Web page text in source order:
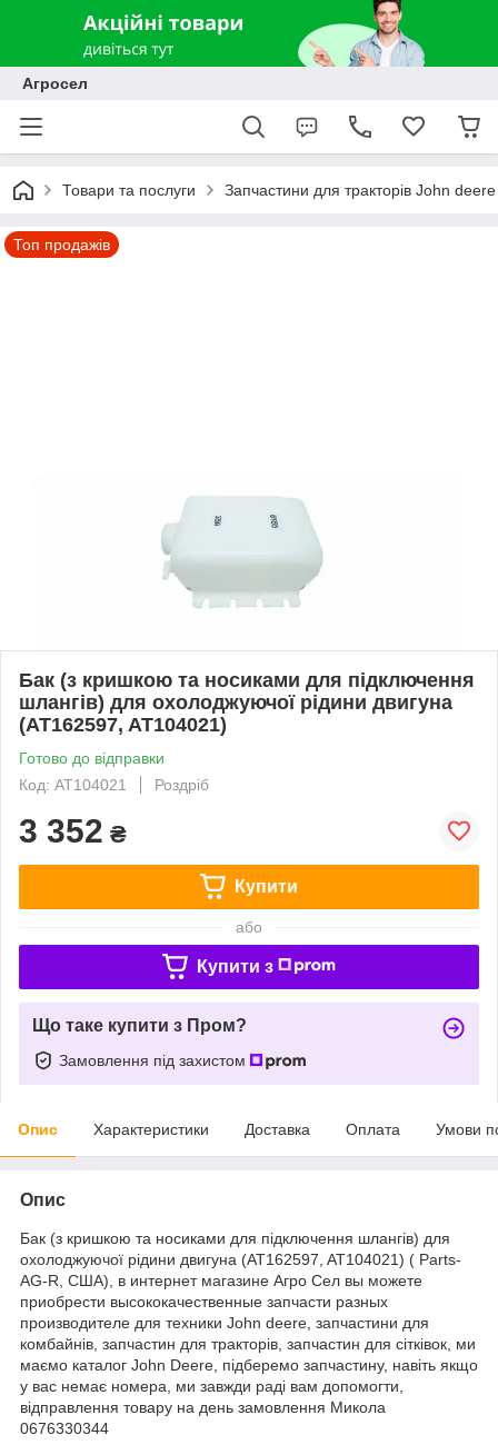
Агросел
Товари та послуги Запчастини для тракторів John deere
Топ продажів
Бак (з кришкою та носиками для підключення
шлангів) для охолоджуючої рідини двигуна
(AT162597, AT104021)
Готово до відправки
Код: AT104021
Роздріб
3 352 ₴
Купити
або
Купити з
Що таке купити з Пром?
Замовлення під захистом
Опис Характеристики Доставка Оплата Умови
Опис
Бак (з кришкою та носиками для підключення шлангів) для
охолоджуючої рідини двигуна (AT162597, AT104021) ( Parts-
AG-R, США), в интернет магазине Агро Сел вы можете
приобрести высококачественные запчасти разных
производителе для техники John deere, запчастини для
комбайнів, запчастин для тракторів, запчастин для сітківок, ми
маємо каталог John Deere, підберемо запчастину, навіть якщо
у вас немає номера, ми завжди раді вам допомогти,
відправлення товару на день замовлення Микола
0676330344